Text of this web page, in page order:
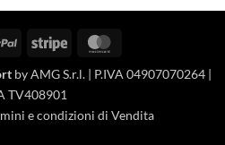
PayPal Stripe
by AMG S.r.l. | P.IVA 04907070264 |
TV408901
e condizioni di Vendita